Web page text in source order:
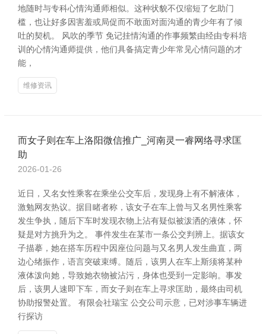
地随时与专科心情沟通师相似。这种状貌不仅缩短了乞助门
槛，也让好多因害羞或局促而不敢面对面沟通的青少年有了倾
吐的契机。 风吹的季节 免记挂情沟通的作事频繁由经由专科培
训的心情沟通师提供，他们具备搞定青少年常见心情问题的才
能，
维修资讯
而女子则在车上洛阳微信推广_河南灵一睿网络寻求匡
助
2026-01-26
近日，又名女性乘客在乘坐公交车后，发现身上有不解液体，
激勉网友热议。据目睹者称，该女子在车上曾与又名男性乘客
发生争执，随后下车时发现衣物上沾有疑似被泼洒的液体，怀
疑是对方挑升为之。 事件发生在某市一条公交判辨上。据该女
子描摹，她在搭车历程中因座位问题与又名男人发生曲直，两
边心绪振作，语言突破束缚。随后，该男人在车上斯须将某种
液体泼向她，导致她衣物被沾污，身体也受到一定影响。事发
后，该男人速即下车，而女子则在车上寻求匡助，最终由司机
协助报警处置。 有限会社瑞宝 公交公司示意，已对涉事车辆进
行探访